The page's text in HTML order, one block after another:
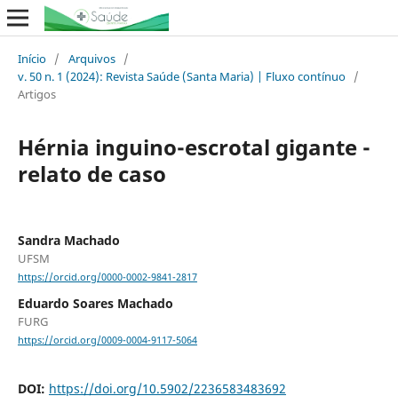
Início / Arquivos /
v. 50 n. 1 (2024): Revista Saúde (Santa Maria) | Fluxo contínuo /
Artigos
Hérnia inguino-escrotal gigante -
relato de caso
Sandra Machado
UFSM
https://orcid.org/0000-0002-9841-2817
Eduardo Soares Machado
FURG
https://orcid.org/0009-0004-9117-5064
DOI: https://doi.org/10.5902/2236583483692